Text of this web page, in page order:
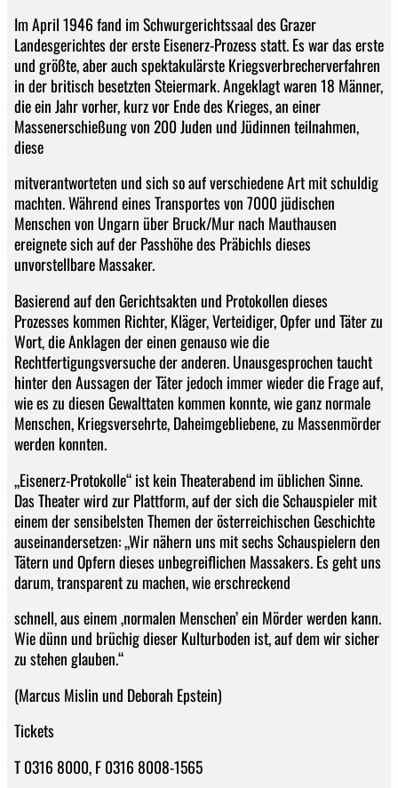
Im April 1946 fand im Schwurgerichtssaal des Grazer
Landesgerichtes der erste Eisenerz-Prozess statt. Es war das erste
und größte, aber auch spektakulärste Kriegsverbrecherverfahren
in der britisch besetzten Steiermark. Angeklagt waren 18 Männer,
die ein Jahr vorher, kurz vor Ende des Krieges, an einer
Massenerschießung von 200 Juden und Jüdinnen teilnahmen,
diese
mitverantworteten und sich so auf verschiedene Art mit schuldig
machten. Während eines Transportes von 7000 jüdischen
Menschen von Ungarn über Bruck/Mur nach Mauthausen
ereignete sich auf der Passhöhe des Präbichls dieses
unvorstellbare Massaker.
Basierend auf den Gerichtsakten und Protokollen dieses
Prozesses kommen Richter, Kläger, Verteidiger, Opfer und Täter zu
Wort, die Anklagen der einen genauso wie die
Rechtfertigungsversuche der anderen. Unausgesprochen taucht
hinter den Aussagen der Täter jedoch immer wieder die Frage auf,
wie es zu diesen Gewalttaten kommen konnte, wie ganz normale
Menschen, Kriegsversehrte, Daheimgebliebene, zu Massenmörder
werden konnten.
„Eisenerz-Protokolle“ ist kein Theaterabend im üblichen Sinne.
Das Theater wird zur Plattform, auf der sich die Schauspieler mit
einem der sensibelsten Themen der österreichischen Geschichte
auseinandersetzen: „Wir nähern uns mit sechs Schauspielern den
Tätern und Opfern dieses unbegreiflichen Massakers. Es geht uns
darum, transparent zu machen, wie erschreckend
schnell, aus einem ‚normalen Menschen’ ein Mörder werden kann.
Wie dünn und brüchig dieser Kulturboden ist, auf dem wir sicher
zu stehen glauben.“
(Marcus Mislin und Deborah Epstein)
Tickets
T 0316 8000, F 0316 8008-1565